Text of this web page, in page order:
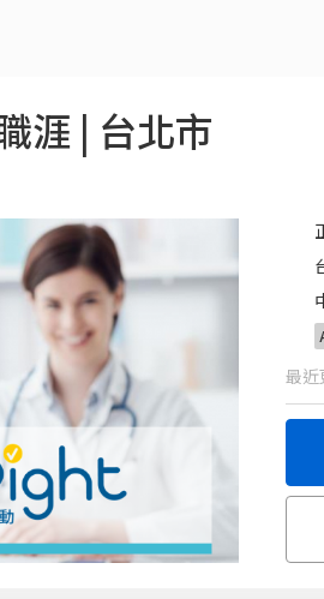
涯 | 台北市
最